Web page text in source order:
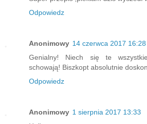
Odpowiedz
Anonimowy 14 czerwca 2017 16:28
Genialny! Niech się te
schowają! Biszkopt absolutnie
Odpowiedz
Anonimowy 1 sierpnia 2017 13:33